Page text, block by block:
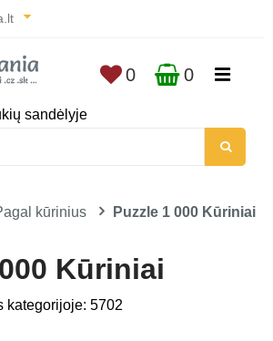
sandėlyje
0 0
kūrinius Puzzle 1 000 Kūriniai
Kūriniai
kategorijoje: 5702